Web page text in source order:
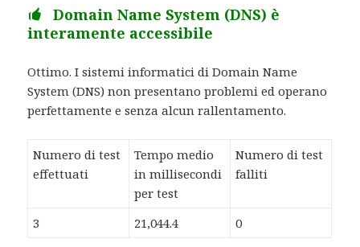
Domain Name System (DNS) è
interamente accessibile
Ottimo. I sistemi informatici di Domain Name
System (DNS) non presentano problemi ed operano
perfettamente e senza alcun rallentamento.
Numero di test
effettuati
Tempo medio
in millisecondi
per test
Numero di test
falliti
3 21,044.4 0